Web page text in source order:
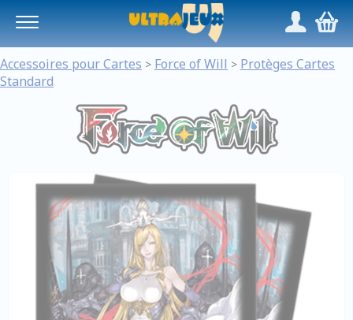
/,
Accessoires pour Cartes > Force of Will > Protèges Cartes
Standard